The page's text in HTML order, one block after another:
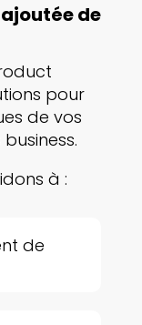
de
pour
de vos
à :
de